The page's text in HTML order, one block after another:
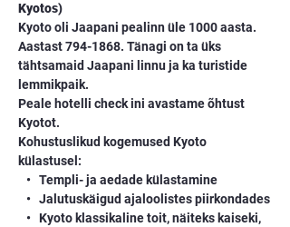
Kyotos)
Kyoto oli Jaapani pealinn üle 1000 aasta.
Aastast 794-1868. Tänagi on ta üks
tähtsamaid Jaapani linnu ja ka turistide
lemmikpaik.
Peale hotelli check ini avastame õhtust
Kyotot.
Kohustuslikud kogemused Kyoto
külastusel:
•   Templi- ja aedade külastamine
•   Jalutuskäigud ajaloolistes piirkondades
•   Kyoto klassikaline toit, näiteks kaiseki,